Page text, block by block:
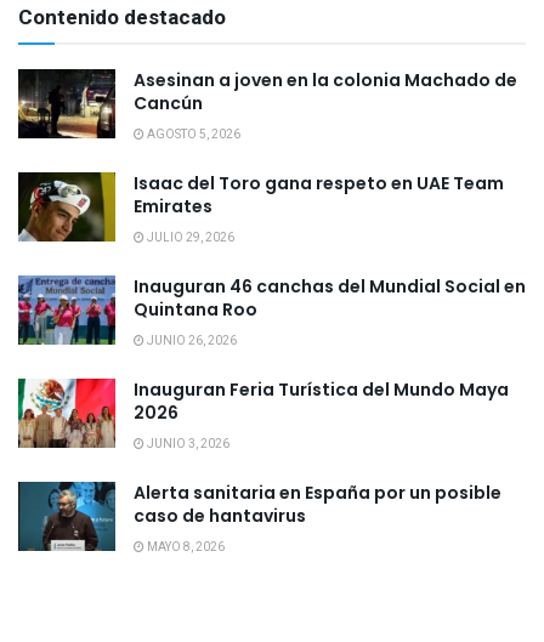
Contenido destacado
Asesinan a joven en la colonia Machado de
Cancún
AGOSTO 5, 2026
Isaac del Toro gana respeto en UAE Team
Emirates
JULIO 29, 2026
Inauguran 46 canchas del Mundial Social en
Quintana Roo
JUNIO 26, 2026
Inauguran Feria Turística del Mundo Maya
2026
JUNIO 3, 2026
Alerta sanitaria en España por un posible
caso de hantavirus
MAYO 8, 2026